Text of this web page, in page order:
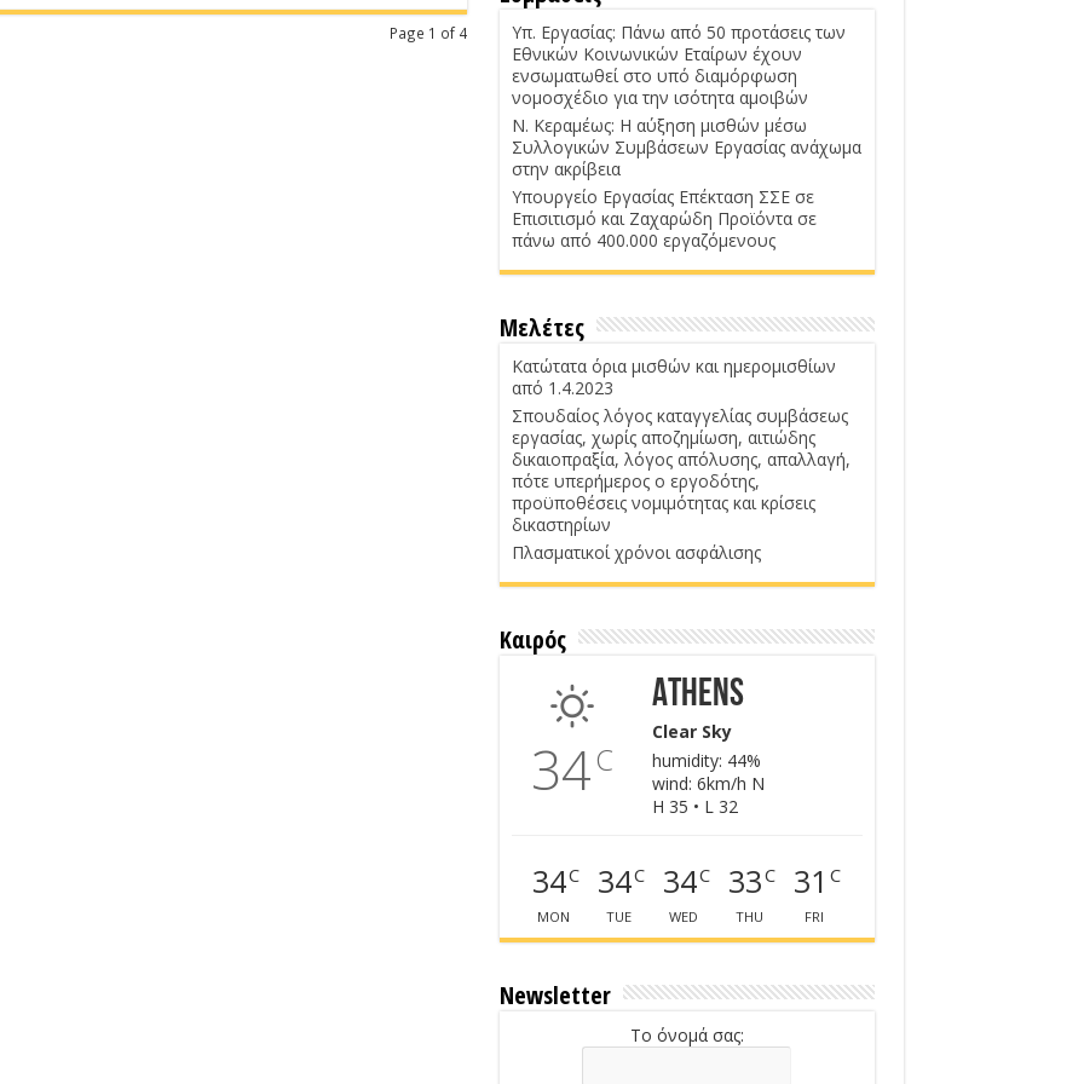
Page 1 of 4
Υπ. Εργασίας: Πάνω από 50 προτάσεις των
Εθνικών Κοινωνικών Εταίρων έχουν
ενσωματωθεί στο υπό διαμόρφωση
νομοσχέδιο για την ισότητα αμοιβών
Ν. Κεραμέως: Η αύξηση μισθών μέσω
Συλλογικών Συμβάσεων Εργασίας ανάχωμα
στην ακρίβεια
Υπουργείο Εργασίας Επέκταση ΣΣΕ σε
Επισιτισμό και Ζαχαρώδη Προϊόντα σε
πάνω από 400.000 εργαζόμενους
Μελέτες
Κατώτατα όρια μισθών και ημερομισθίων
από 1.4.2023
Σπουδαίος λόγος καταγγελίας συμβάσεως
εργασίας, χωρίς αποζημίωση, αιτιώδης
δικαιοπραξία, λόγος απόλυσης, απαλλαγή,
πότε υπερήμερος ο εργοδότης,
προϋποθέσεις νομιμότητας και κρίσεις
δικαστηρίων
Πλασματικοί χρόνοι ασφάλισης
Καιρός
34C
Athens
Clear Sky
humidity: 44%
wind: 6km/h N
H 35 • L 32
34C
MON
34C
TUE
34C
WED
33C
THU
31 C
FRI
Newsletter
Το όνομά σας: